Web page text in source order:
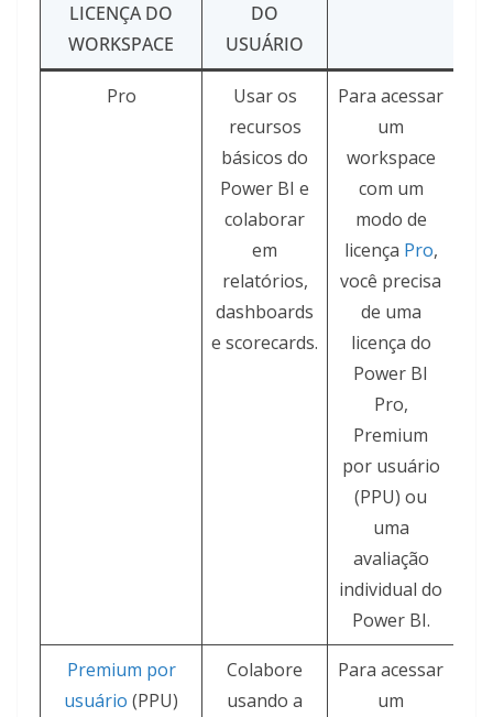
LICENÇA DO
WORKSPACE
DO
USUÁRIO
Pro
Usar os
recursos
básicos do
Power BI e
colaborar
em
relatórios,
dashboards
e scorecards.
Para acessar
um
workspace
com um
modo de
licença Pro,
você precisa
de uma
licença do
Power BI
Pro,
Premium
por usuário
(PPU) ou
uma
avaliação
individual do
Power BI.
Premium por
usuário (PPU)
Colabore
usando a
Para acessar
um